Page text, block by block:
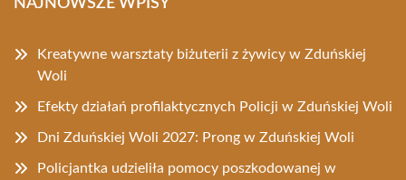
NAJNOWSZE WPISY
Kreatywne warsztaty biżuterii z żywicy w Zduńskiej
Woli
Efekty działań profilaktycznych Policji w Zduńskiej Woli
Dni Zduńskiej Woli 2027: Prong w Zduńskiej Woli
Policjantka udzieliła pomocy poszkodowanej w